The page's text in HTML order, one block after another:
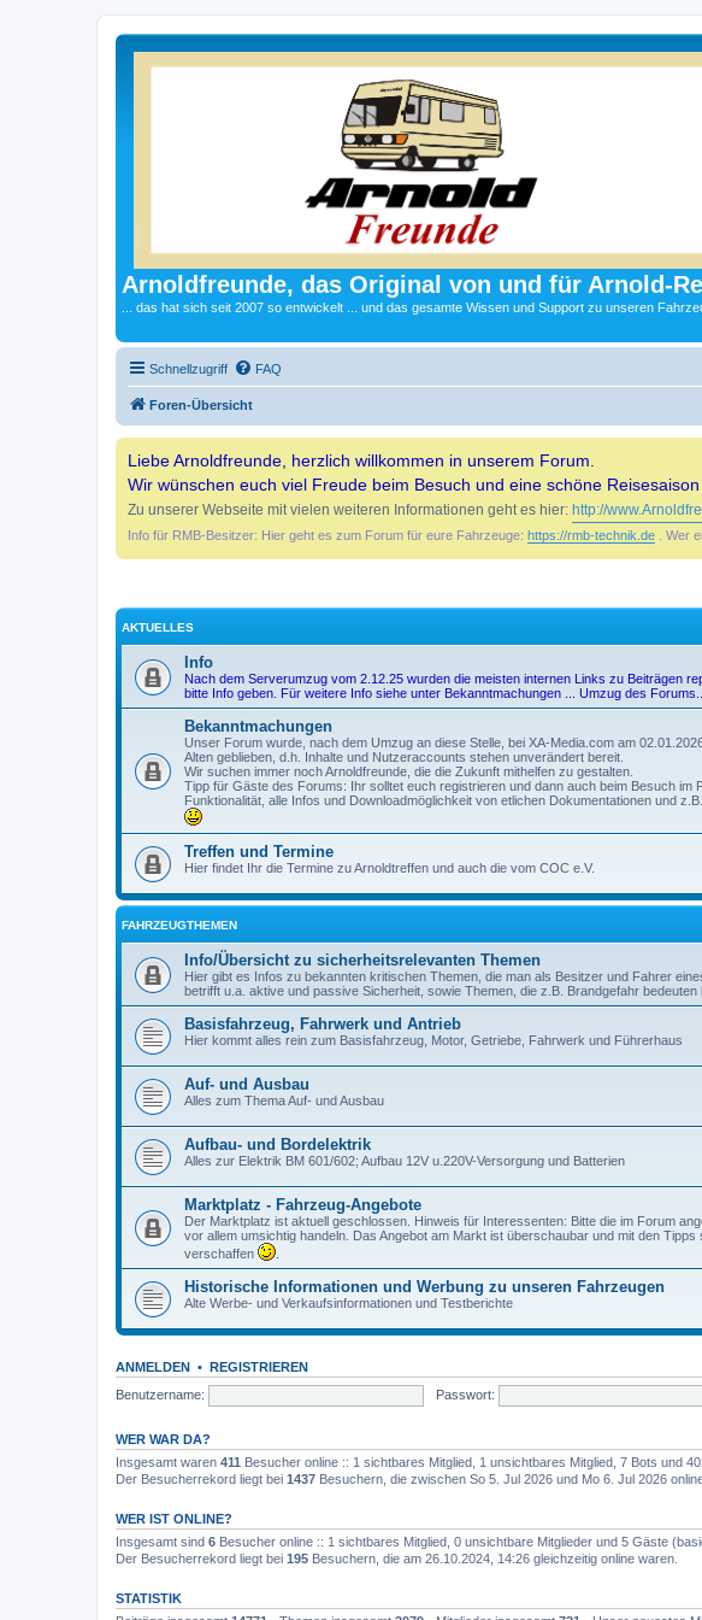
Arnoldfreunde, das Original von und für Arnold-
... das hat sich seit 2007 so entwickelt ... und das gesamte Wissen und Support zu unseren
Schnellzugriff FAQ
Foren-Übersicht
Liebe Arnoldfreunde, herzlich willkommen in unserem Forum.
Wir wünschen euch viel Freude beim Besuch und eine schöne Reisesaison
Zu unserer Webseite mit vielen weiteren Informationen geht es hier: http://
Info für RMB-Besitzer: Hier geht es zum Forum für eure Fahrzeuge: https://rmb-technik.de . Wer
AKTUELLES
Info
Nach dem Serverumzug vom 2.12.25 wurden die meisten internen Links zu Beiträgen
bitte Info geben. Für weitere Info siehe unter Bekanntmachungen ... Umzug des Forums...
Bekanntmachungen
Unser Forum wurde, nach dem Umzug an diese Stelle, bei XA-Media.com am
Alten geblieben, d.h. Inhalte und Nutzeraccounts stehen unverändert bereit.
Wir suchen immer noch Arnoldfreunde, die die Zukunft mithelfen zu gestalten.
Tipp für Gäste des Forums: Ihr solltet euch registrieren und dann auch beim Besuch im
Funktionalität, alle Infos und Downloadmöglichkeit von etlichen Dokumentationen und
Treffen und Termine
Hier findet Ihr die Termine zu Arnoldtreffen und auch die vom COC e.V.
FAHRZEUGTHEMEN
Info/Übersicht zu sicherheitsrelevanten Themen
Hier gibt es Infos zu bekannten kritischen Themen, die man als Besitzer und Fahrer
betrifft u.a. aktive und passive Sicherheit, sowie Themen, die z.B. Brandgefahr bedeuten
Basisfahrzeug, Fahrwerk und Antrieb
Hier kommt alles rein zum Basisfahrzeug, Motor, Getriebe, Fahrwerk und Führerhaus
Auf- und Ausbau
Alles zum Thema Auf- und Ausbau
Aufbau- und Bordelektrik
Alles zur Elektrik BM 601/602; Aufbau 12V u.220V-Versorgung und Batterien
Marktplatz - Fahrzeug-Angebote
Der Marktplatz ist aktuell geschlossen. Hinweis für Interessenten: Bitte die im Forum
vor allem umsichtig handeln. Das Angebot am Markt ist überschaubar und mit den
verschaffen
Historische Informationen und Werbung zu unseren Fahrzeugen
Alte Werbe- und Verkaufsinformationen und Testberichte
ANMELDEN • REGISTRIEREN
Benutzername:
Passwort:
WER WAR DA?
Insgesamt waren 411 Besucher online :: 1 sichtbares Mitglied, 1 unsichtbares Mitglied, 7 Bots und
Der Besucherrekord liegt bei 1437 Besuchern, die zwischen So 5. Jul 2026 und Mo 6. Jul 2026
WER IST ONLINE?
Insgesamt sind 6 Besucher online :: 1 sichtbares Mitglied, 0 unsichtbare Mitglieder und 5 Gäste
Der Besucherrekord liegt bei 195 Besuchern, die am 26.10.2024, 14:26 gleichzeitig online waren.
STATISTIK